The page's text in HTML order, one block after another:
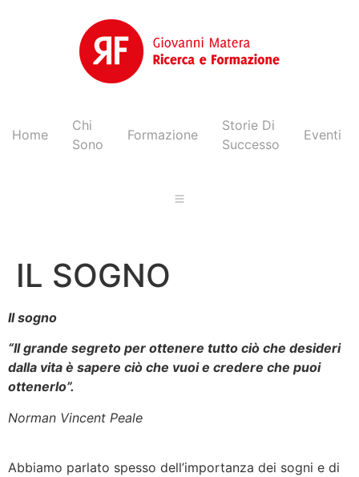
Home
Chi
Sono
Formazione
Storie Di
Successo
Eventi
IL SOGNO
Il sogno
“Il grande segreto per ottenere tutto ciò che desideri
dalla vita è sapere ciò che vuoi e credere che puoi
ottenerlo”.
Norman Vincent Peale
Abbiamo parlato spesso dell’importanza dei sogni e di